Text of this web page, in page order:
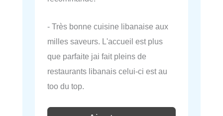
- Très bonne cuisine libanaise aux
milles saveurs. L'accueil est plus
que parfaite jai fait pleins de
restaurants libanais celui-ci est au
too du top.